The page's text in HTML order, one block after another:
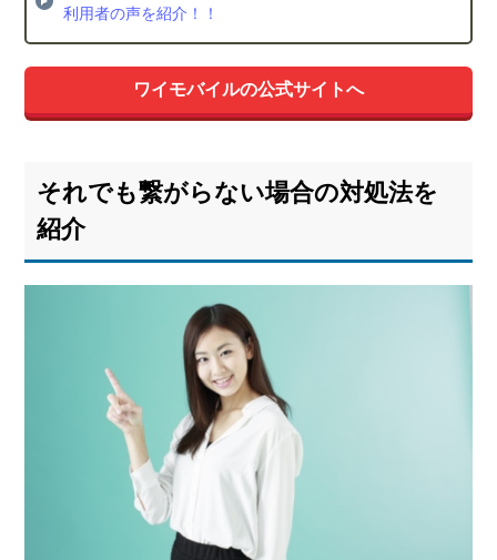
利用者の声を紹介！！
ワイモバイルの公式サイトへ
それでも繋がらない場合の対処法を
紹介